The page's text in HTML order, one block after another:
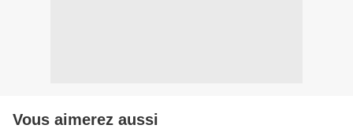
Vous aimerez aussi